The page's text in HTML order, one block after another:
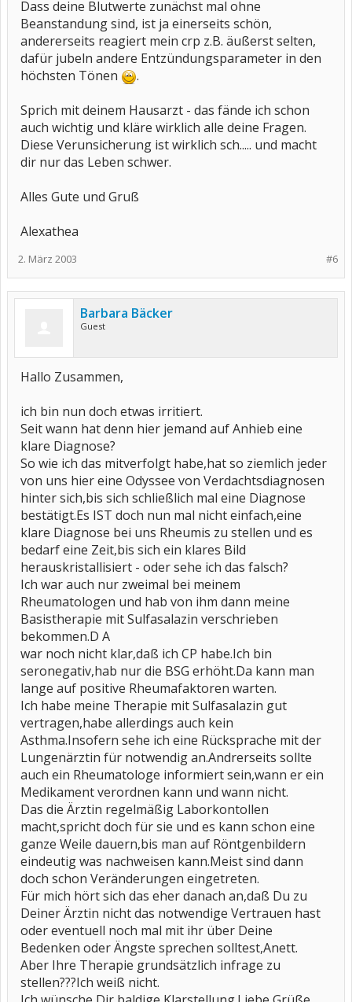
Dass deine Blutwerte zunächst mal ohne
Beanstandung sind, ist ja einerseits schön,
andererseits reagiert mein crp z.B. äußerst selten,
dafür jubeln andere Entzündungsparameter in den
höchsten Tönen
.
Sprich mit deinem Hausarzt - das fände ich schon
auch wichtig und kläre wirklich alle deine Fragen.
Diese Verunsicherung ist wirklich sch..... und macht
dir nur das Leben schwer.
Alles Gute und Gruß
Alexathea
#6
2. März 2003
Barbara Bäcker
Guest
Hallo Zusammen,
ich bin nun doch etwas irritiert.
Seit wann hat denn hier jemand auf Anhieb eine
klare Diagnose?
So wie ich das mitverfolgt habe,hat so ziemlich jeder
von uns hier eine Odyssee von Verdachtsdiagnosen
hinter sich,bis sich schließlich mal eine Diagnose
bestätigt.Es IST doch nun mal nicht einfach,eine
klare Diagnose bei uns Rheumis zu stellen und es
bedarf eine Zeit,bis sich ein klares Bild
herauskristallisiert - oder sehe ich das falsch?
Ich war auch nur zweimal bei meinem
Rheumatologen und hab von ihm dann meine
Basistherapie mit Sulfasalazin verschrieben
bekommen.D A
war noch nicht klar,daß ich CP habe.Ich bin
seronegativ,hab nur die BSG erhöht.Da kann man
lange auf positive Rheumafaktoren warten.
Ich habe meine Therapie mit Sulfasalazin gut
vertragen,habe allerdings auch kein
Asthma.Insofern sehe ich eine Rücksprache mit der
Lungenärztin für notwendig an.Andrerseits sollte
auch ein Rheumatologe informiert sein,wann er ein
Medikament verordnen kann und wann nicht.
Das die Ärztin regelmäßig Laborkontollen
macht,spricht doch für sie und es kann schon eine
ganze Weile dauern,bis man auf Röntgenbildern
eindeutig was nachweisen kann.Meist sind dann
doch schon Veränderungen eingetreten.
Für mich hört sich das eher danach an,daß Du zu
Deiner Ärztin nicht das notwendige Vertrauen hast
oder eventuell noch mal mit ihr über Deine
Bedenken oder Ängste sprechen solltest,Anett.
Aber Ihre Therapie grundsätzlich infrage zu
stellen???Ich weiß nicht.